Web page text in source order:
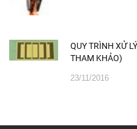
QUY TRÌNH XỬ
THAM KHẢO)
23/11/2016